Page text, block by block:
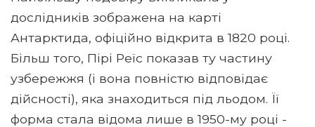
дослідників зображена на карті
Антарктида, офіційно відкрита в 1820 році.
Більш того, Пірі Реїс показав ту частину
узбережжя (і вона повністю відповідає
дійсності), яка знаходиться під льодом. Її
форма стала відома лише в 1950-му році -